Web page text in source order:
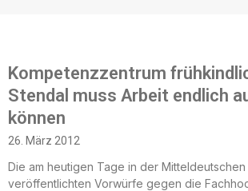
Kompetenzzentrum
Stendal muss Arbeit endlich
können
26. März 2012
Die am heutigen Tage in der Mitteldeutschen
veröffentlichten Vorwürfe gegen die